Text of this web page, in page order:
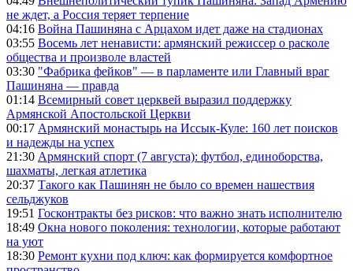
не ждет, а Россия теряет терпение
04:16 Война Пашиняна с Арцахом идет даже на стадионах
03:55 Восемь лет ненависти: армянский режиссер о расколе
общества и произволе властей
03:30 "Фабрика фейков" — в парламенте или Главный враг
Пашиняна — правда
01:14 Всемирный совет церквей выразил поддержку
Армянской Апостольской Церкви
00:17 Армянский монастырь на Иссык-Куле: 160 лет поисков
и надежды на успех
21:30 Армянский спорт (7 августа): футбол, единоборства,
шахматы, легкая атлетика
20:37 Такого как Пашинян не было со времен нашествия
сельджуков
19:51 Госконтракты без рисков: что важно знать исполнителю
18:49 Окна нового поколения: технологии, которые работают
на уют
18:30 Ремонт кухни под ключ: как формируется комфортное